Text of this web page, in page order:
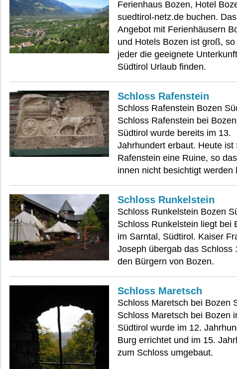
Ferienhaus Bozen, Hotel
suedtirol-netz.de buchen. Das
Angebot mit Ferienhäusern
und Hotels Bozen ist groß,
jeder die geeignete
Südtirol Urlaub finden.
Schloss Rafenstein
Schloss Rafenstein Bozen
Schloss Rafenstein bei
Südtirol wurde bereits im 13.
Jahrhundert erbaut. Heute ist
Rafenstein eine Ruine, so
innen nicht besichtigt werden
Schloss Runkelstein
Schloss Runkelstein Bozen
Schloss Runkelstein liegt bei
im Sarntal, Südtirol. Kaiser
Joseph übergab das Schloss
den Bürgern von Bozen.
Schloss Maretsch
Schloss Maretsch bei Bozen
Schloss Maretsch bei Bozen
Südtirol wurde im 12.
Burg errichtet und im 15.
zum Schloss umgebaut.